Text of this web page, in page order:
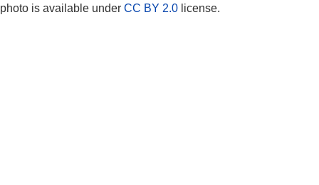
photo is available under CC BY 2.0 license.